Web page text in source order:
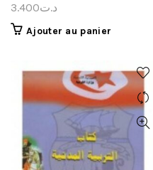
د.ت3.400
Ajouter au panier